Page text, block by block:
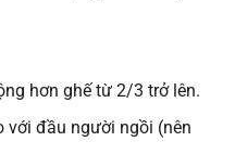
hơn ghế từ 2/3 trở lên.
với đầu người ngồi (nên